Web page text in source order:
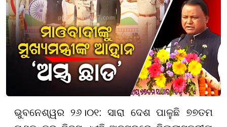
ଭୁବନେଶ୍ୱର ୨୬।୦୧: ସାରା ଦେଶ ପାଳୁଛି ୭୭ତମ